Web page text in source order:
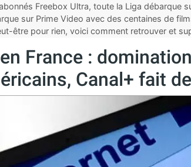
Freebox Ultra, toute la Liga débarque
sur Prime Video avec des centaines de
être pour rien, voici comment retrouver et
France :
Canal+ fait